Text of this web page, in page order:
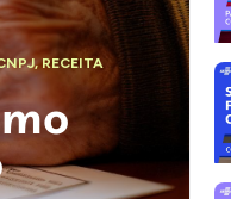
,RECEITA